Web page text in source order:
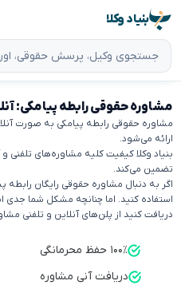
بنیاد وکلا
مشاوره حقوقی رابطه پیامکی: آنلاین و تلفنی
ارائه می‌شود.
تضمین می‌کند.
اگر به دنبال مشاوره حقوقی رایگان
استفاده کنید. اما چنانچه مشکل شما جدی
دریافت کنید از پلن‌های آنلاین و تلفنی
۱۰۰٪ حفظ محرمانگی
دریافت آنی مشاوره